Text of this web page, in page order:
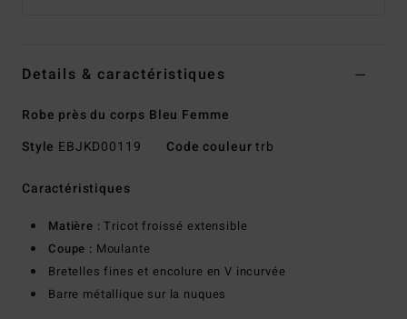
Details & caractéristiques
Robe près du corps Bleu Femme
Style EBJKD00119 Code couleurtrb
Caractéristiques
Matière :Tricot froissé extensible
Coupe : Moulante
Bretelles fines et encolure en V incurvée
Barre métallique sur la nuques